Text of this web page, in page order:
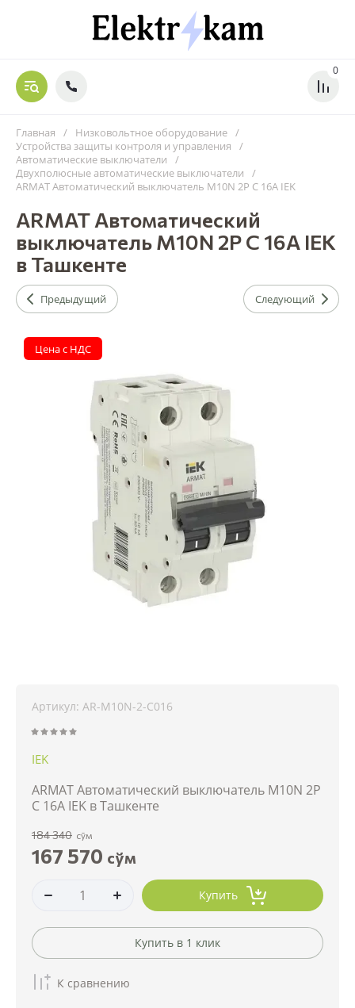
0
Главная / Низковольтное оборудование /
Устройства защиты контроля и управления
/
Автоматические выключатели
/
Двухполюсные автоматические выключатели
/
ARMAT Автоматический выключатель M10N 2P C 16А IEK
ARMAT Автоматический
выключатель M10N 2P C 16А IEK
в Ташкенте
Предыдущий Следующий
Цена с НДС
Артикул: AR-M10N-2-C016
IEK
ARMAT Автоматический выключатель M10N 2P
C 16А IEK в Ташкенте
184 340 сўм
167 570 сўм
Купить
Купить в 1 клик
К сравнению